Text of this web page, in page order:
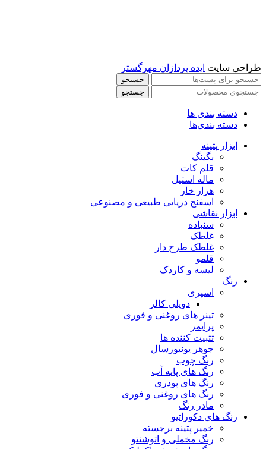
طراحی سایت ایده پردازان مهرگستر
جستجو
جستجو
دسته بندی ها
دسته بندی‌ها
ابزار پتینه
بگینگ
قلم کات
ماله استیل
هزار خار
اسفنج دریایی طبیعی و مصنوعی
ابزار نقاشی
سنباده
غلطک
غلطک طرح دار
قلمو
لیسه و کاردک
رنگ
اسپری
دوپلی کالر
تینر های روغنی و فوری
پرایمر
تثبیت کننده ها
جوهر یونیورسال
رنگ چوب
رنگ‌ های پایه آب
رنگ های پودری
رنگ‌ های روغنی و فوری
مادر رنگ
رنگ های دکوراتیو
خمیر پتینه برجسته
رنگ مخملی و اتوشنتو